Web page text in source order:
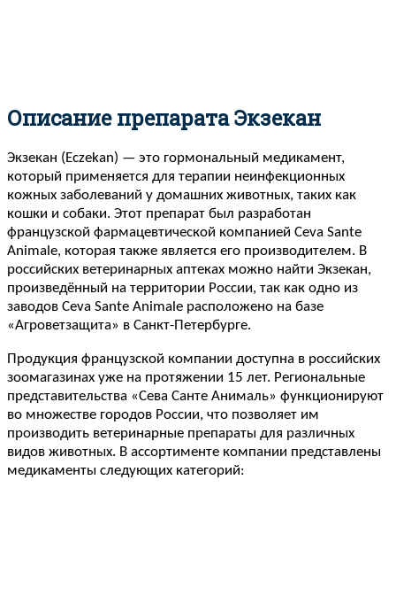
Описание препарата Экзекан
Экзекан (Eczekan) — это гормональный медикамент,
который применяется для терапии неинфекционных
кожных заболеваний у домашних животных, таких как
кошки и собаки. Этот препарат был разработан
французской фармацевтической компанией Ceva Sante
Animale, которая также является его производителем. В
российских ветеринарных аптеках можно найти Экзекан,
произведённый на территории России, так как одно из
заводов Ceva Sante Animale расположено на базе
«Агроветзащита» в Санкт-Петербурге.
Продукция французской компании доступна в российских
зоомагазинах уже на протяжении 15 лет. Региональные
представительства «Сева Санте Анималь» функционируют
во множестве городов России, что позволяет им
производить ветеринарные препараты для различных
видов животных. В ассортименте компании представлены
медикаменты следующих категорий: